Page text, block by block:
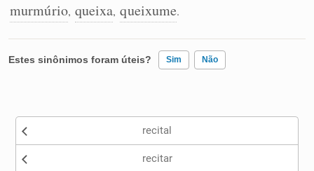
Sinônimos
murmúrio, queixa, queixume.
Estes sinônimos foram úteis? Sim Não
Nenhum dos sinônimos apresentados me ajudou
recital
recitar